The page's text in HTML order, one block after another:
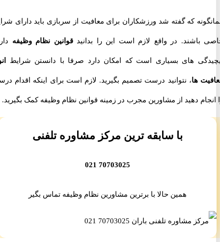
که گفته شد ورزشکاران برای معافیت از سربازی باید دارای شرایط
در واقع لازم است این را بدانید قوانین نظام وظیفهدارای
های بسیاری است که امکان دارد صرفا با دانستن شرایط انواع
ها، نتوانید درست تصمیم بگیرید. لازم است برای اینکه اقدام درست
دهید از مشاورین مجرب در زمینه قوانین نظام وظیفه کمک بگیرید.
با سابقه ترین مرکز مشاوره تلفنی
70703025 021
همین حالا با برترین مشاورین نظام وظیفه تماس بگیر